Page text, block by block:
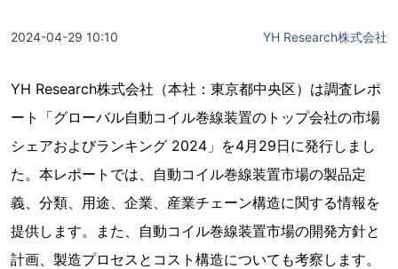
2024-04-29 10:10 YH Research株式会社
YH Research株式会社（本社：東京都中央区）は調査レポ
ート「グローバル自動コイル巻線装置のトップ会社の市場
シェアおよびランキング 2024」を4月29日に発行しまし
た。本レポートでは、自動コイル巻線装置市場の製品定
義、分類、用途、企業、産業チェーン構造に関する情報を
提供します。また、自動コイル巻線装置市場の開発方針と
計画、製造プロセスとコスト構造についても考察します。